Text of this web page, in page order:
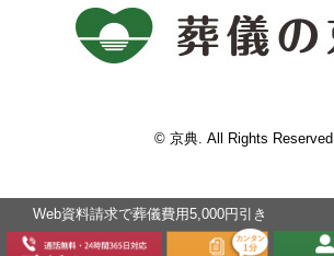
© 京典. All Rights Reserved.
Web資料請求で葬儀費⽤5,000円引き